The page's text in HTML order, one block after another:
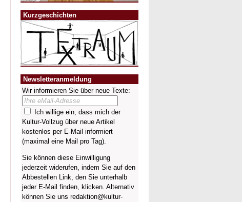
Kurzgeschichten
Newsletteranmeldung
Wir informieren Sie über neue Texte:
Ich willige ein, dass mich der
Kultur-Vollzug über neue Artikel
kostenlos per E-Mail informiert
(maximal eine Mail pro Tag).
Sie können diese Einwilligung
jederzeit widerufen, indem Sie auf den
Abbestellen Link, den Sie unterhalb
jeder E-Mail finden, klicken. Alternativ
können Sie uns redaktion@kultur-